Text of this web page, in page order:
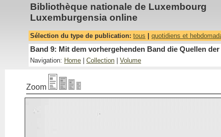
Bibliothèque nationale de Luxembourg
Luxemburgensia online
Sélection du type de publication: tous quotidiens et
Band 9: Mit dem vorhergehenden Band die Quellen
Navigation: Home Collection Volume
Zoom